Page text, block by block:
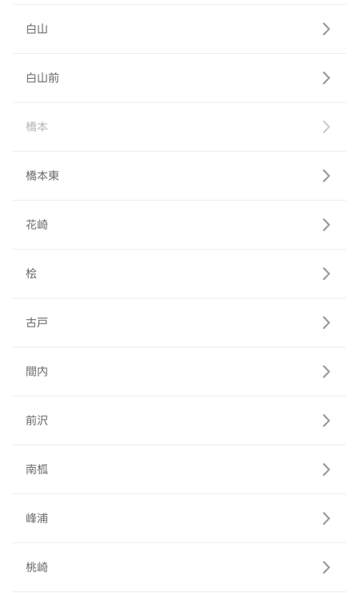
白山
白山前
橋本
橋本東
花崎
桧
古戸
間内
前沢
南柧
峰浦
桃崎